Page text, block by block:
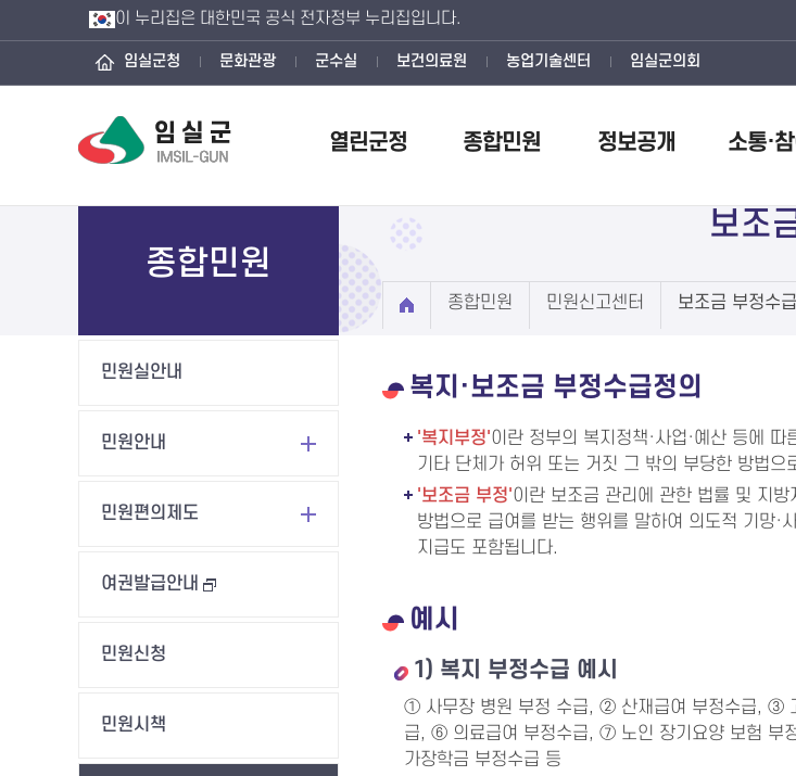
이 누리집은 대한민국 공식 전자정부 누리집입니다.
임실군청 문화관광 군수실 보건의료원 농업기술센터 임실군의회
열린군정 종합민원 정보공개 소통·참
종합민원
민원실안내
민원안내
민원편의제도
여권발급안내
민원신청
민원시책
보조
종합민원 민원신고센터 보조금 부정수
복지·보조금 부정수급정의
'복지부정'이란 정부의 복지정책·사업·예산 등에
기타 단체가 허위 또는 거짓 그 밖의 부당한 방법으
'보조금 부정'이란 보조금 관리에 관한 법률 및 지
방법으로 급여를 받는 행위를 말하여 의도적 기망
지급도 포함됩니다.
예시
1) 복지 부정수급 예시
① 사무장 병원 부정 수급, ② 산재급여 부정수급, ③
급, ⑥ 의료급여 부정수급, ⑦ 노인 장기요양 보험
가장학금 부정수급 등